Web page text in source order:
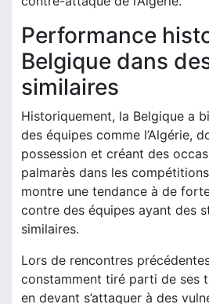
Performance
Belgique dans
similaires
Historiquement, la Belgique a
des équipes comme l’Algérie,
possession et créant des
palmarès dans les
montre une tendance à de
contre des équipes ayant des
similaires.
Lors de rencontres
constamment tiré parti de ses
en devant s’attaquer à des